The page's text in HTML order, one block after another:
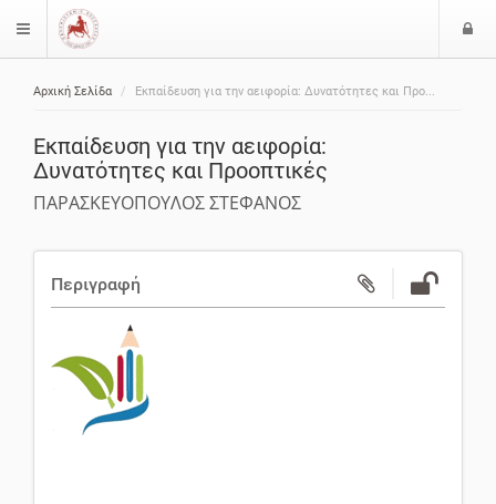
$langMenu
Αρχική Σελίδα Εκπαίδευση για την αειφορία: Δυνατότητες και Προ...
Εκπαίδευση για την αειφορία:
Δυνατότητες και Προοπτικές
ΠΑΡΑΣΚΕΥΟΠΟΥΛΟΣ ΣΤΕΦΑΝΟΣ
Περιγραφή